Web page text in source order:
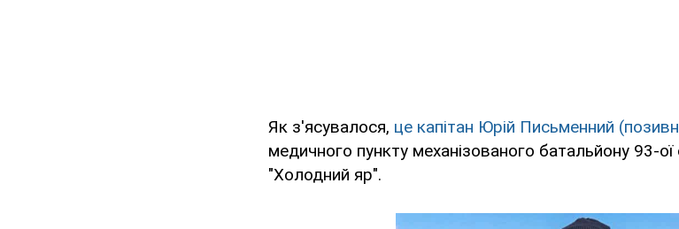
Як з'ясувалося, це капітан Юрій Письменний
медичного пункту механізованого батальйону 93-ої
"Холодний яр".